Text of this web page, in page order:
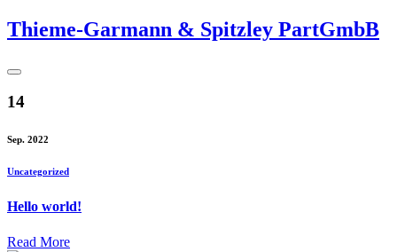
Thieme-Garmann & Spitzley PartGmbB
14
Sep. 2022
Uncategorized
Hello world!
Read More